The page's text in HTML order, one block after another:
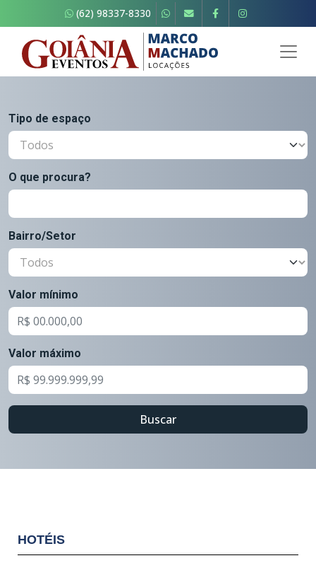
(62) 98337-8330
Tipo de espaço
O que procura?
Bairro/Setor
Valor mínimo
Valor máximo
Buscar
HOTÉIS